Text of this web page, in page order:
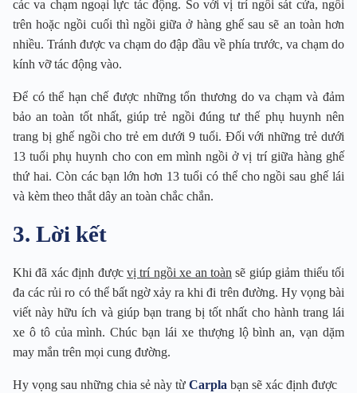
các va chạm ngoại lực tác động. So với vị trí ngồi sát cửa, ngồi
trên hoặc ngồi cuối thì ngồi giữa ở hàng ghế sau sẽ an toàn hơn
nhiều. Tránh được va chạm do đập đầu về phía trước, va chạm do
kính vỡ tác động vào.
Để có thể hạn chế được những tổn thương do va chạm và đảm
bảo an toàn tốt nhất, giúp trẻ ngồi đúng tư thế phụ huynh nên
trang bị ghế ngồi cho trẻ em dưới 9 tuổi. Đối với những trẻ dưới
13 tuổi phụ huynh cho con em mình ngồi ở vị trí giữa hàng ghế
thứ hai. Còn các bạn lớn hơn 13 tuổi có thể cho ngồi sau ghế lái
và kèm theo thắt dây an toàn chắc chắn.
3. Lời kết
Khi đã xác định được vị trí ngồi xe an toàn sẽ giúp giảm thiểu tối
đa các rủi ro có thể bất ngờ xảy ra khi đi trên đường. Hy vọng bài
viết này hữu ích và giúp bạn trang bị tốt nhất cho hành trang lái
xe ô tô của mình. Chúc bạn lái xe thượng lộ bình an, vạn dặm
may mắn trên mọi cung đường.
Hy vọng sau những chia sẻ này từ Carpla bạn sẽ xác định được